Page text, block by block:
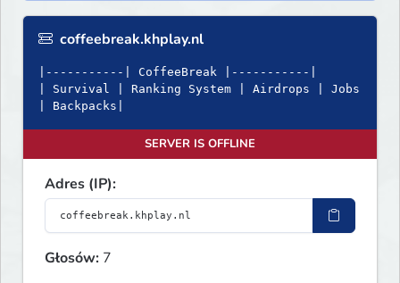
coffeebreak.khplay.nl
|-----------| CoffeeBreak |-----------|
| Survival | Ranking System | Airdrops | Jobs
| Backpacks|
SERVER IS OFFLINE
Adres (IP):
Głosów: 7